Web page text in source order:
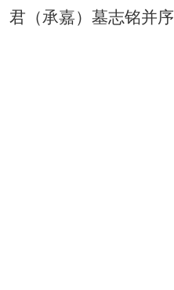
君（承嘉）墓志铭并序